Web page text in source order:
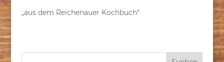
„aus dem Reichenauer Kochbuch“